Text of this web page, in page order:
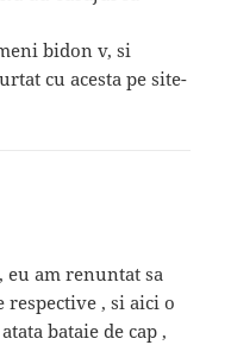
bidon v, si
cu acesta pe site-
am renuntat sa
, si aici o
bataie de cap ,